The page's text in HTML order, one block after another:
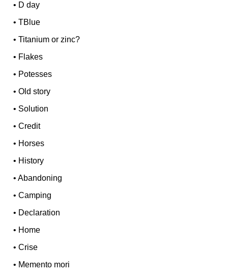
• D day
•TBlue
•Titanium or zinc?
• Flakes
• Potesses
•Old story
• Solution
•Credit
• Horses
• History
•Abandoning
•Camping
• Declaration
• Home
•Crise
• Memento mori